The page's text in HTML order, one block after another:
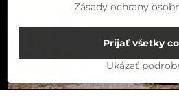
Zásady ochrany
Ukázať
Prijať všetky